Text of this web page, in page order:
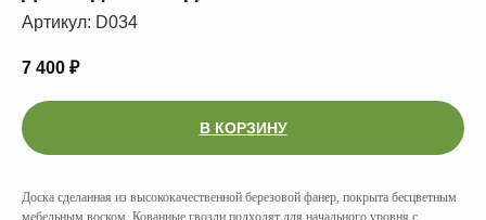
Артикул: D034
7 400 ₽
В КОРЗИНУ
Доска сделанная из высококачественной березовой фанер, покрыта бесцветным